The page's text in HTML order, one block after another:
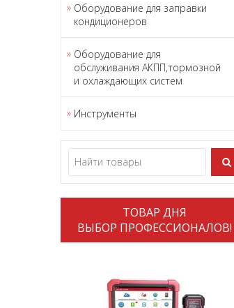
Оборудование для заправки
кондиционеров
Оборудование для
обслуживания АКПП,тормозной
и охлаждающих систем
Инструменты
ТОВАР ДНЯ
ВЫБОР ПРОФЕССИОНАЛОВ!